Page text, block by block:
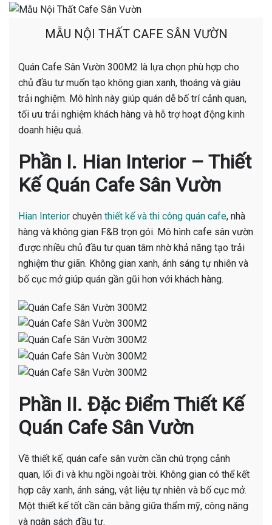
MẪU NỘI THẤT CAFE SÂN VƯỜN
Quán Cafe Sân Vườn 300M2 là lựa chọn phù hợp cho
chủ đầu tư muốn tạo không gian xanh, thoáng và giàu
trải nghiệm. Mô hình này giúp quán dễ bố trí cảnh quan,
tối ưu trải nghiệm khách hàng và hỗ trợ hoạt động kinh
doanh hiệu quả.
Phần I. Hian Interior – Thiết
Kế Quán Cafe Sân Vườn
Hian Interior chuyên thiết kế và thi công quán cafe, nhà
hàng và không gian F&B trọn gói. Mô hình cafe sân vườn
được nhiều chủ đầu tư quan tâm nhờ khả năng tạo trải
nghiệm thư giãn. Không gian xanh, ánh sáng tự nhiên và
bố cục mở giúp quán gần gũi hơn với khách hàng.
Phần II. Đặc Điểm Thiết Kế
Quán Cafe Sân Vườn
Về thiết kế, quán cafe sân vườn cần chú trọng cảnh
quan, lối đi và khu ngồi ngoài trời. Không gian có thể kết
hợp cây xanh, ánh sáng, vật liệu tự nhiên và bố cục mở.
Một thiết kế tốt cần cân bằng giữa thẩm mỹ, công năng
và ngân sách đầu tư.